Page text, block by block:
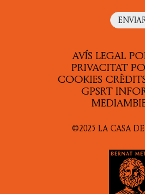
AVÍS LEGAL
PRIVACITAT
COOKIES
GPSRT
©2025 LA CASA